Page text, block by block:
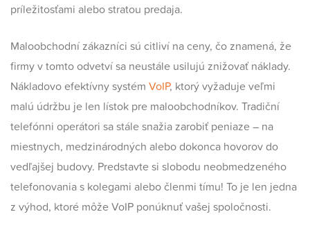
príležitosťami alebo stratou predaja.
Maloobchodní zákazníci sú citliví na ceny, čo znamená, že
firmy v tomto odvetví sa neustále usilujú znižovať náklady.
Nákladovo efektívny systém VoIP, ktorý vyžaduje veľmi
malú údržbu je len lístok pre maloobchodníkov. Tradiční
telefónni operátori sa stále snažia zarobiť peniaze – na
miestnych, medzinárodných alebo dokonca hovorov do
vedľajšej budovy. Predstavte si slobodu neobmedzeného
telefonovania s kolegami alebo členmi tímu! To je len jedna
z výhod, ktoré môže VoIP ponúknuť vašej spoločnosti.